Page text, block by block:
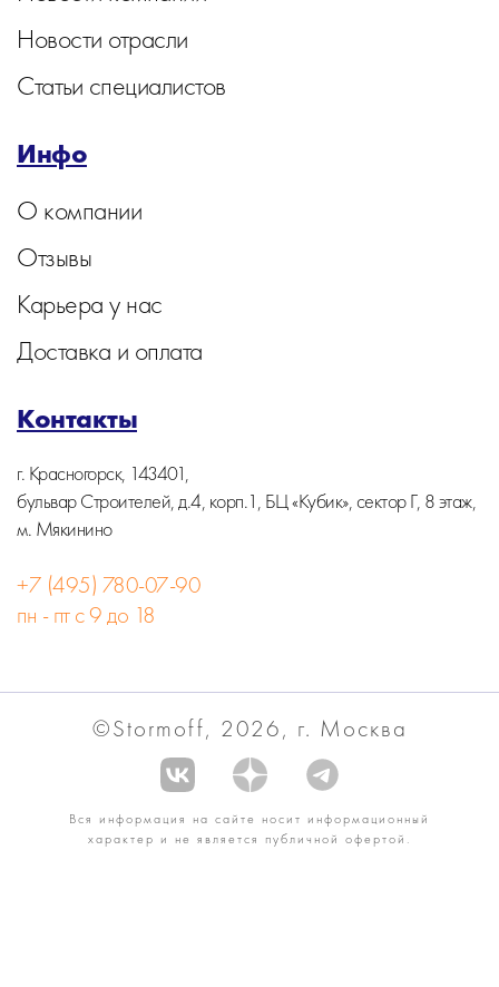
Новости отрасли
Статьи специалистов
Инфо
О компании
Отзывы
Карьера у нас
Доставка и оплата
Контакты
г. Красногорск, 143401,
бульвар Строителей, д.4, корп.1, БЦ «Кубик», сектор Г, 8 этаж,
м. Мякинино
+7 (495) 780-07-90
пн - пт с 9 до 18
©Stormoff, 2026, г. Москва
Вся информация на сайте носит информационный
характер и не является публичной офертой.